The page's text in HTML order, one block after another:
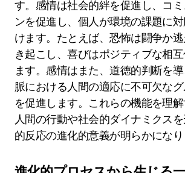
ロセスによって形成された人間の
るメカニズムに関する洞察が得ら
感情はどのように適応的機
すか？
感情は、生存を高める方法で行動や
響を与えることによって適応的機
す。感情は社会的絆を促進し、コミ
けます。たとえば、恐怖は闘争か